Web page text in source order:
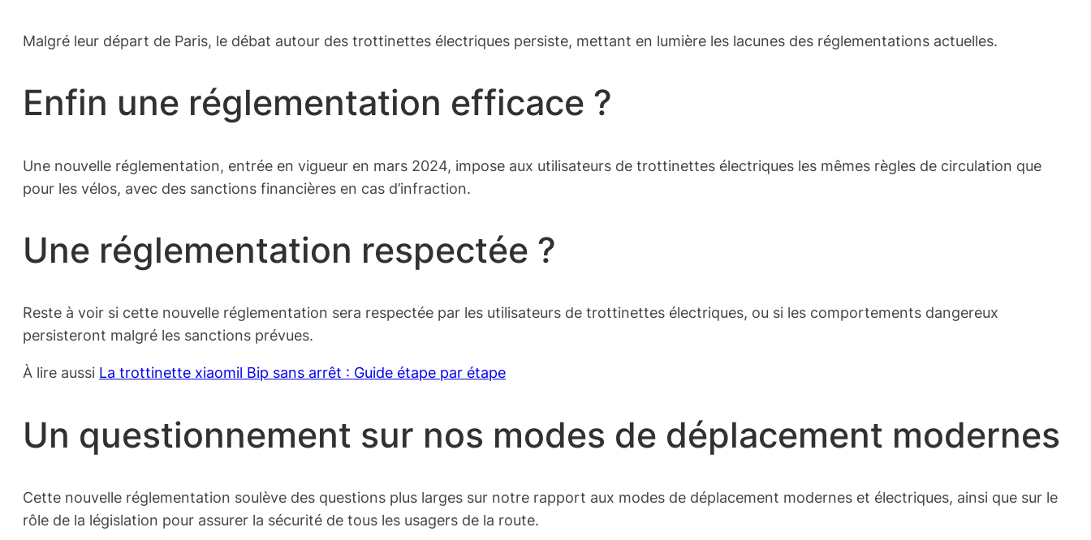
Malgré leur départ de Paris, le débat autour des trottinettes électriques persiste, mettant en lumière les lacunes des réglementations actuelles.
Enfin une réglementation efficace ?
Une nouvelle réglementation, entrée en vigueur en mars 2024, impose aux utilisateurs de trottinettes électriques les mêmes règles de circulation que
pour les vélos, avec des sanctions financières en cas d’infraction.
Une réglementation respectée ?
Reste à voir si cette nouvelle réglementation sera respectée par les utilisateurs de trottinettes électriques, ou si les comportements dangereux
persisteront malgré les sanctions prévues.
À lire aussi La trottinette xiaomil Bip sans arrêt : Guide étape par étape
Un questionnement sur nos modes de déplacement modernes
Cette nouvelle réglementation soulève des questions plus larges sur notre rapport aux modes de déplacement modernes et électriques, ainsi que sur le
rôle de la législation pour assurer la sécurité de tous les usagers de la route.